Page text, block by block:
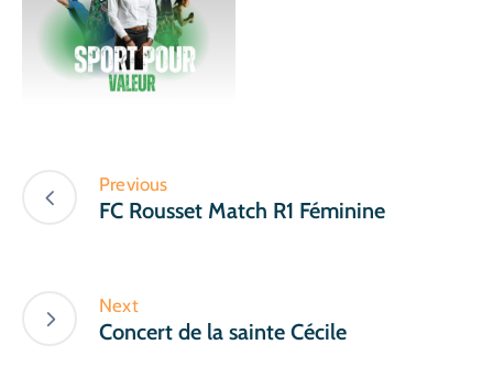
Previous
FC Rousset Match R1 Féminine
Next
Concert de la sainte Cécile